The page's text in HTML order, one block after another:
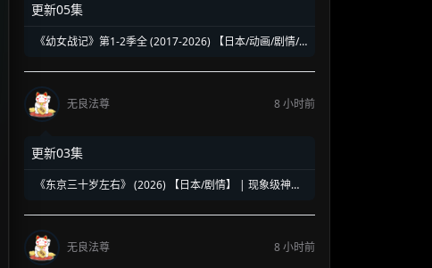
更新05集
《幼女战记》第1-2季全 (2017-2026) 【日本/动画/剧情/
异世界神作
无良法尊
8 小时前
更新03集
《东京三十岁左右》 (2026) 【日本/剧情】 | 现象级神剧
无良法尊 8 小时前